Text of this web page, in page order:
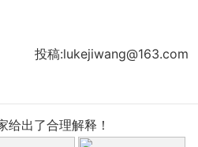
投稿:lukejiwang@163.com
给出了合理解释！